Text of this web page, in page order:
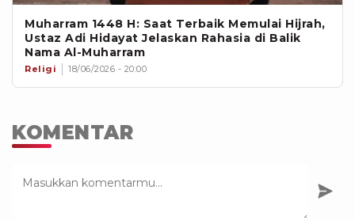
Muharram 1448 H: Saat Terbaik Memulai Hijrah,
Ustaz Adi Hidayat Jelaskan Rahasia di Balik
Nama Al-Muharram
Religi 18/06/2026 - 20:00
KOMENTAR